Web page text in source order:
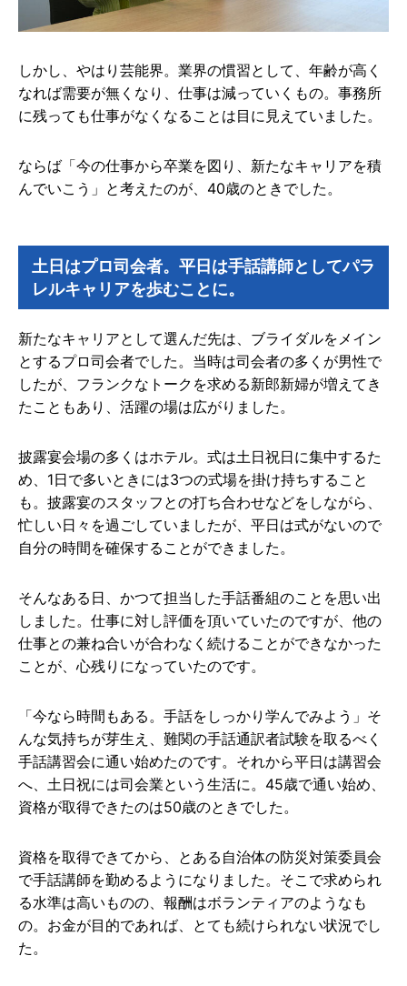
しかし、やはり芸能界。業界の慣習として、年齢が高く
なれば需要が無くなり、仕事は減っていくもの。事務所
に残っても仕事がなくなることは目に見えていました。
ならば「今の仕事から卒業を図り、新たなキャリアを積
んでいこう」と考えたのが、40歳のときでした。
土日はプロ司会者。平日は手話講師としてパラ
レルキャリアを歩むことに。
新たなキャリアとして選んだ先は、ブライダルをメイン
とするプロ司会者でした。当時は司会者の多くが男性で
したが、フランクなトークを求める新郎新婦が増えてき
たこともあり、活躍の場は広がりました。
披露宴会場の多くはホテル。式は土日祝日に集中するた
め、1日で多いときには3つの式場を掛け持ちすること
も。披露宴のスタッフとの打ち合わせなどをしながら、
忙しい日々を過ごしていましたが、平日は式がないので
自分の時間を確保することができました。
そんなある日、かつて担当した手話番組のことを思い出
しました。仕事に対し評価を頂いていたのですが、他の
仕事との兼ね合いが合わなく続けることができなかった
ことが、心残りになっていたのです。
「今なら時間もある。手話をしっかり学んでみよう」そ
んな気持ちが芽生え、難関の手話通訳者試験を取るべく
手話講習会に通い始めたのです。それから平日は講習会
へ、土日祝には司会業という生活に。45歳で通い始め、
資格が取得できたのは50歳のときでした。
資格を取得できてから、とある自治体の防災対策委員会
で手話講師を勤めるようになりました。そこで求められ
る水準は高いものの、報酬はボランティアのようなも
の。お金が目的であれば、とても続けられない状況でし
た。